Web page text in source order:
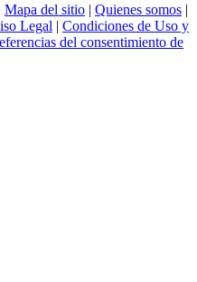
Mapa del sitio | Quienes somos |
Legal | Condiciones de Uso y
del consentimiento de